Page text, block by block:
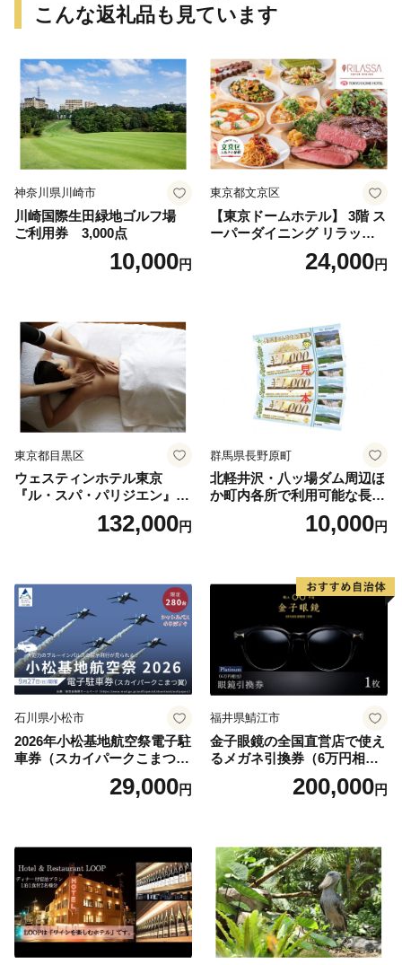
こんな返礼品も見ています
神奈川県川崎市
川崎国際生田緑地ゴルフ場
ご利用券 3,000点
10,000円
東京都文京区
【東京ドームホテル】 3階 ス
ーパーダイニング リラッサ
ランチブッフェ お食事券 大
人1名様分 関東 東京 ご利用
24,000円
東京都目黒区
ウェスティンホテル東京
『ル・スパ・パリジエン』選
べるボディセラピー90分/1名
132,000円
群馬県長野原町
北軽井沢・八ッ場ダム周辺ほ
か町内各所で利用可能な長野
原町ふるさと感謝券（3,000
円分）【トラベル 観光 旅行
10,000円
石川県小松市
2026年小松基地航空祭電子駐
車券（スカイパークこまつ
翼） 駐車場 シャトルバスの
りばすぐ 石川県 小松市
29,000円
福井県鯖江市
金子眼鏡の全国直営店で使え
るメガネ引換券（6万円相
当） Platinum200,000円